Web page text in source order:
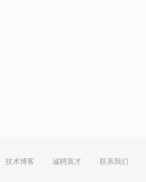
技术博客 诚聘英才 联系我们